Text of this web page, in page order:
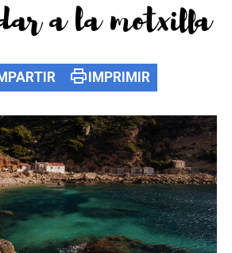
a la motxilla
print IMPRIMIR